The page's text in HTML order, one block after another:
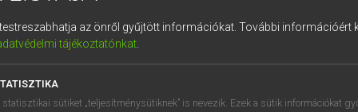
nagyszótár
az önről gyűjtött információkat. További információért
tájékoztatónkat.
statisztikai sütiket „teljesítménysütiknek” is nevezik. Ezek a sütik információkat
DE CN FR ES IT NL
1 2 3 4 5 6 7 8 9
q w e r t z u i